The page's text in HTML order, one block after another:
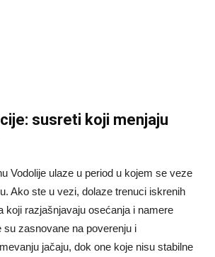
susreti koji menjaju
Vodolije ulaze u period u kojem se veze
Ako ste u vezi, dolaze trenuci iskrenih
koji razjašnjavaju osećanja i namere
su zasnovane na poverenju i
jačaju, dok one koje nisu stabilne